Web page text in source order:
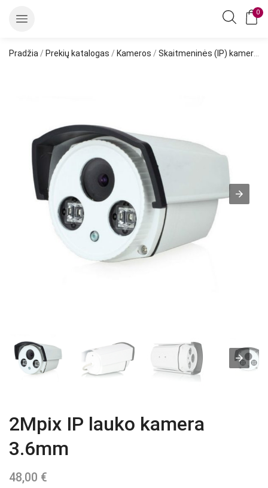
0
Pradžia / Prekių katalogas / Kameros / Skaitmeninės (IP) kameros
2Mpix IP lauko kamera
3.6mm
48,00 €